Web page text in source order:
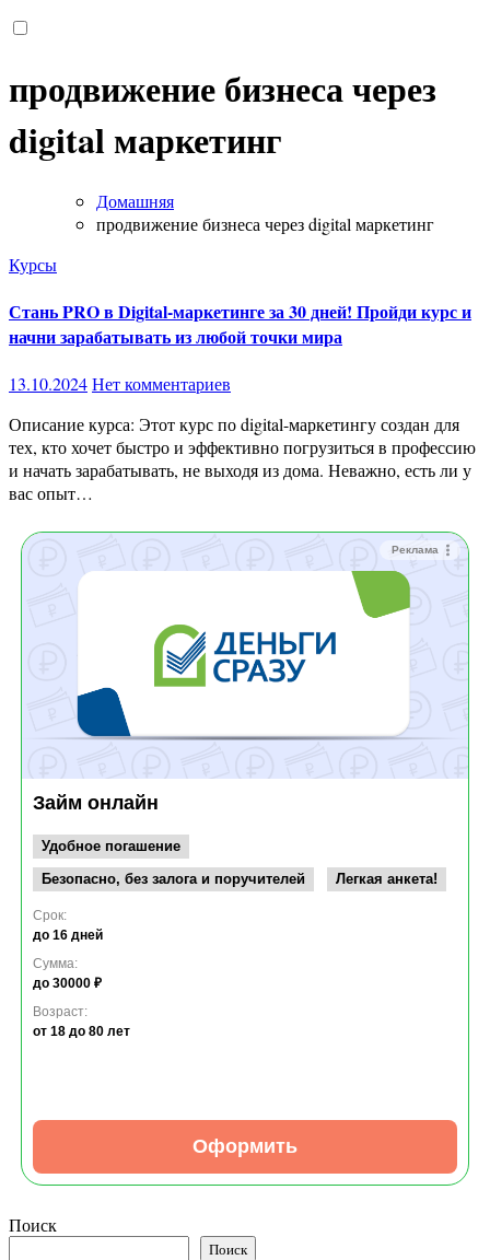
продвижение бизнеса через
digital маркетинг
Домашняя
продвижение бизнеса через digital маркетинг
Курсы
Стань PRO в Digital-маркетинге за 30 дней! Пройди курс и
начни зарабатывать из любой точки мира
13.10.2024Нет комментариев
Описание курса: Этот курс по digital-маркетингу создан для
тех, кто хочет быстро и эффективно погрузиться в профессию
и начать зарабатывать, не выходя из дома. Неважно, есть ли у
вас опыт…
Реклама
Займ онлайн
Удобное погашение
Безопасно, без залога и поручителей
Легкая анкета!
Срок:
до 16 дней
Сумма:
до 30000 ₽
Возраст:
от 18 до 80 лет
Оформить
Поиск
Поиск